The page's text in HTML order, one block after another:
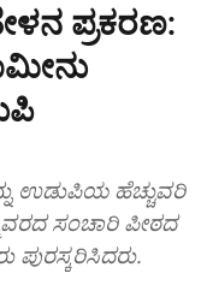
ಪ್ರಕರಣ:
ಉಡುಪಿಯ ಹೆಚ್ಚುವರಿ
ಸಂಚಾರಿ ಪೀಠದ